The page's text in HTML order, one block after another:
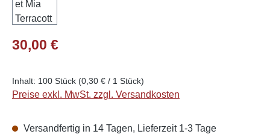
Regulärer Preis:
30,00 €
Inhalt: 100 Stück (0,30 € / 1 Stück)
Preise exkl. MwSt. zzgl. Versandkosten
Versandfertig in 14 Tagen, Lieferzeit 1-3 Tage